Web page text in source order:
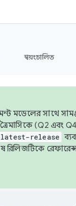
স্বয়ংচালিত
মডেলের সাথে
(Q2
release
রিলিজটিকে